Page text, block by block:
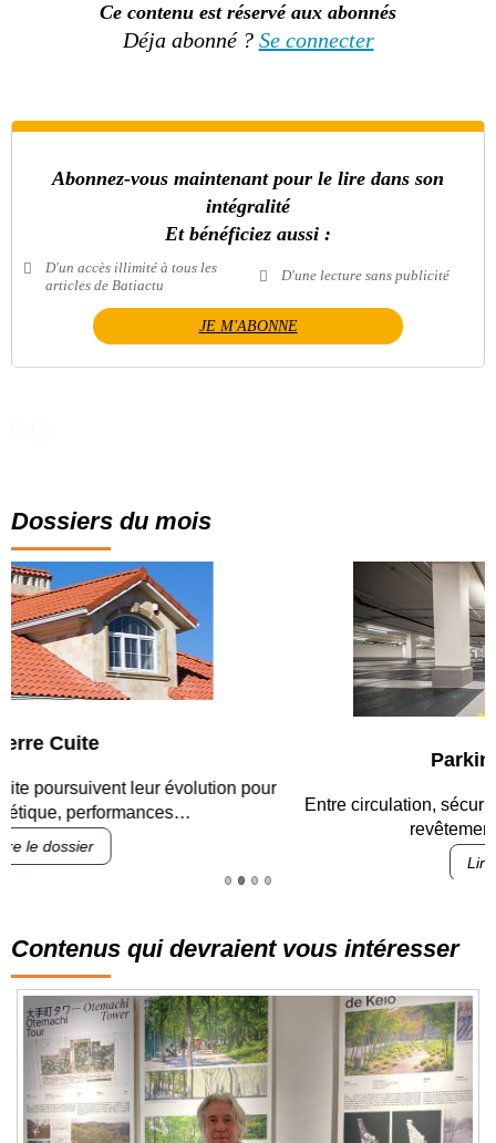
Ce contenu est réservé aux abonnés
Déja abonné ? Se connecter
Abonnez-vous maintenant pour le lire dans son
intégralité
Et bénéficiez aussi :
D'un accès illimité à tous les
articles de Batiactu
D'une lecture sans publicité
JE M'ABONNE
Dossiers du mois
Entre circulation, sécurisation des accès, durabilité des
Contenus qui devraient vous intéresser